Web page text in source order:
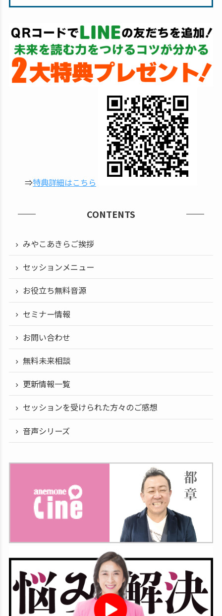
⇒特典詳細はこちら
CONTENTS
みやこあきらご挨拶
セッションメニュー
お役立ち無料音源
セミナー情報
お問い合わせ
無料未来相談
更新情報一覧
セッションを受けられた方々のご感想
音声シリーズ